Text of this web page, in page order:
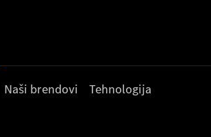
Naši brendovi Tehnologija